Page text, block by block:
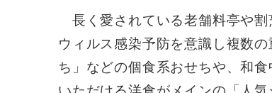
長く愛されている老舗料亭や割
ウィルス感染予防を意識し複数
ち」などの個食系おせちや、和